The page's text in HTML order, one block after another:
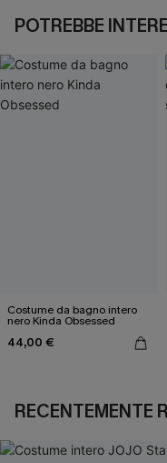
POTREBBE
Costume da bagno intero
nero Kinda Obsessed
44,00 €
RECENTEMENTE